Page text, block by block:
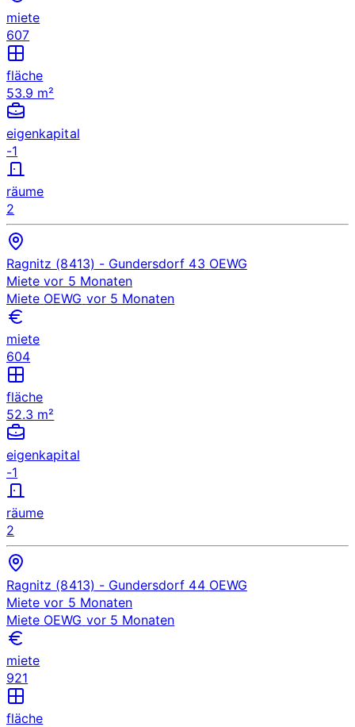
miete
607
fläche
53.9 m²
eigenkapital
-1
räume
2
Ragnitz (8413) - Gundersdorf 43 OEWG
Miete vor 5 Monaten
Miete OEWG vor 5 Monaten
miete
604
fläche
52.3 m²
eigenkapital
-1
räume
2
Ragnitz (8413) - Gundersdorf 44 OEWG
Miete vor 5 Monaten
Miete OEWG vor 5 Monaten
miete
921
fläche